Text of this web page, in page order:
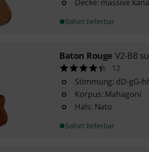
Decke: massive
Sofort lieferbar
Baton Rouge V2-B8
12
Stimmung: dD-gG-
Korpus: Mahagoni
Hals: Nato
Sofort lieferbar